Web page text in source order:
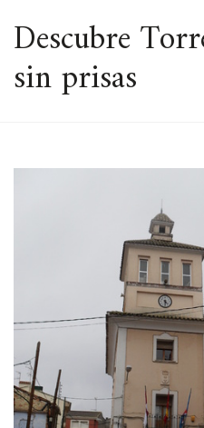
Descubre
sin prisas